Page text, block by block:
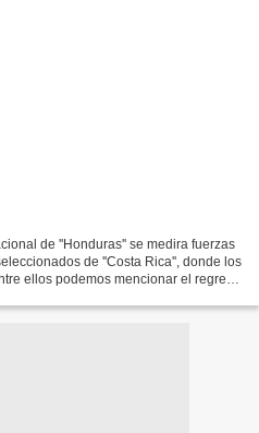
de ''Honduras'' se medira fuerzas
de ''Costa Rica'', donde los
ellos podemos mencionar el regreso